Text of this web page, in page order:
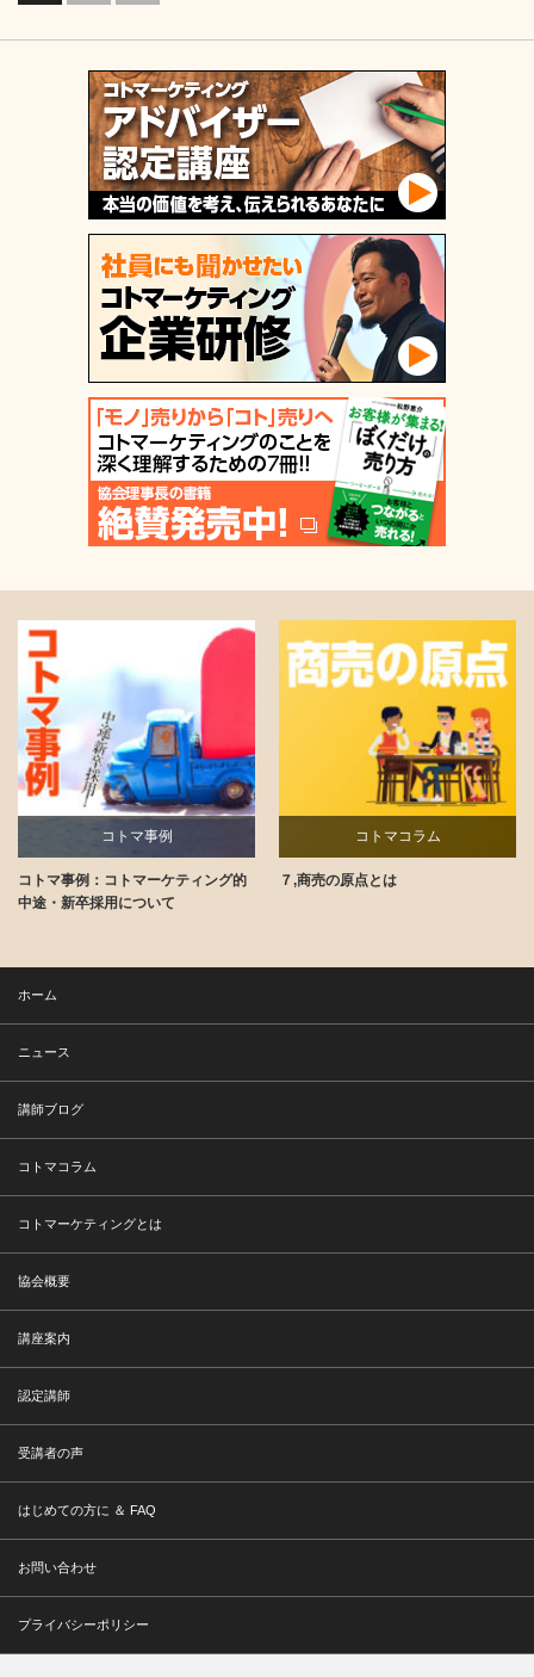
コトマ事例
講師ブログ
コトマ事例：コトマーケティング的
中途・新卒採用について
コトマコラム
７,商売の原点とは
ホーム
ニュース
講師ブログ
コトマコラム
コトマーケティングとは
協会概要
講座案内
認定講師
受講者の声
はじめての方に ＆ FAQ
お問い合わせ
プライバシーポリシー